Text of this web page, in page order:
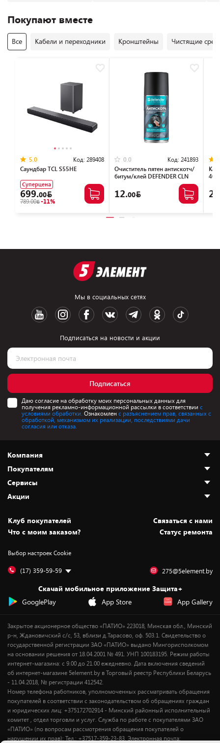
Покупают вместе
Все Кабели и переходники Кронштейны Чистящие
5.0 Код: 289408
Саундбар TCL S55HE
Суперцена
699.00
789.00 -11%
0.0 Код: 241893
Очиститель пятен антискотч/
битум/клей DEFENDER CLN
12.00
Мы в социальных сетях
Подписаться на новости и акции
Подписаться
Даю согласие на обработку моих персональных данных для
получения рекламно-информационной рассылки в соответствии с
условиями обработки. Ознакомлен с разъяснением прав, связанных с
обработкой, механизмом их реализации, последствиями дачи
согласия или отказа.
Компания
О нас
Адреса магазинов
Новости
Статьи и обзоры
Вакансии
Дай пять добру!
Покупателям
Как сделать заказ
Оплата и доставка
Безналичный расчёт
Обмен и возврат товара
Обработка персональных данных
Подарочные карты
Сервисы
Установка техники
Для игровых консолей
Для мобильных устройств
Для компьютеров
Сервисные центры
Акции
Скидки и промокоды
Белорусские товары
Бонусы
Оплата частями
Уценка
Клуб покупателей
Cвязаться с нами
Что с моим заказом?
Статус ремонта
Выбор настроек Cookie
(17) 359-59-59 275@5element.by
Скачай мобильное приложение Защита+
GooglePlay
App Store App Gallery
Закрытое акционерное общество «ПАТИО» 223018, Минская обл., Минский
р-н, Ждановичский с/с, 53, вблизи д.Тарасово, оф. 503.1. Свидетельство о
государственной регистрации ЗАО «ПАТИО» выдано Мингорисполкомом
на основании решения от 18.04.2001 № 491. УНП 100183195. Режим работы
интернет-магазина: с 9.00 до 21.00 ежедневно. Дата включения сведений
об интернет-магазине 5element.by в Торговый реестр Республики Беларусь
- 11.04.2018, № регистрации 412542.
Номер телефона работников, уполномоченных рассматривать обращения
покупателей в соответствии с законодательством об обращениях граждан
и юридических лиц: +375172702914 - Минский районный исполнительный
комитет , отдел торговли и услуг. Служба по работе с покупателями ЗАО
«ПАТИО» (по вопросам рассмотрения обращения покупателей о
нарушении их прав): Тел.: +37517-359-23-83. Электронная почта: